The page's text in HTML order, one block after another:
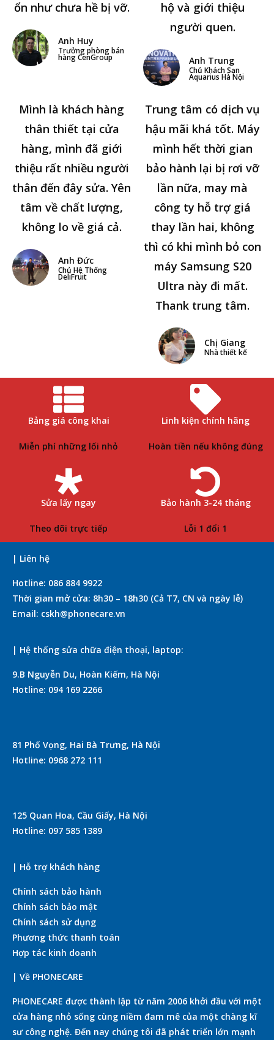
ổn như chưa hề bị vỡ.
Anh Huy
Trưởng phòng bán
hàng CenGroup
hộ và giới thiệu
người quen.
Anh Trung
Chủ Khách Sạn
Aquarius Hà Nội
Mình là khách hàng
thân thiết tại cửa
hàng, mình đã giới
thiệu rất nhiều người
thân đến đây sửa. Yên
tâm về chất lượng,
không lo về giá cả.
Anh Đức
Chủ Hệ Thống
DeliFruit
Trung tâm có dịch vụ
hậu mãi khá tốt. Máy
mình hết thời gian
bảo hành lại bị rơi vỡ
lần nữa, may mà
công ty hỗ trợ giá
thay lần hai, không
thì có khi mình bỏ con
máy Samsung S20
Ultra này đi mất.
Thank trung tâm.
Chị Giang
Nhà thiết kế
Bảng giá công khai
Miễn phí những lối nhỏ
Linh kiện chính hãng
Hoàn tiền nếu không đúng
Sửa lấy ngay
Theo dõi trực tiếp
Bảo hành 3-24 tháng
Lỗi 1 đổi 1
| Liên hệ
Hotline: 086 884 9922
Thời gian mở cửa: 8h30 – 18h30 (Cả T7, CN và ngày lễ)
Email: cskh@phonecare.vn
| Hệ thống sửa chữa điện thoại, laptop:
9.B Nguyễn Du, Hoàn Kiếm, Hà Nội
Hotline: 094 169 2266
81 Phố Vọng, Hai Bà Trưng, Hà Nội
Hotline: 0968 272 111
125 Quan Hoa, Cầu Giấy, Hà Nội
Hotline: 097 585 1389
| Hỗ trợ khách hàng
Chính sách bảo hành
Chính sách bảo mật
Chính sách sử dụng
Phương thức thanh toán
Hợp tác kinh doanh
| Về PHONECARE
PHONECARE được thành lập từ năm 2006 khởi đầu với một
cửa hàng nhỏ sống cùng niềm đam mê của một chàng kĩ
sư công nghệ. Đến nay chúng tôi đã phát triển lớn mạnh